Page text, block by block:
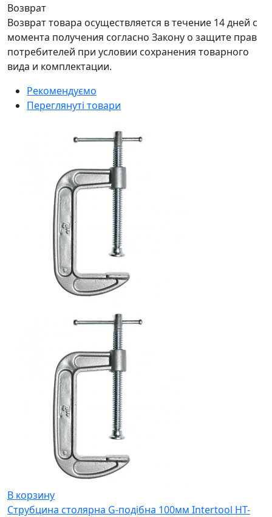
Возврат
Возврат товара осуществляется в течение 14 дней с
момента получения согласно Закону о защите прав
потребителей при условии сохранения товарного
вида и комплектации.
Рекомендуємо
Переглянуті товари
В корзину
Струбцина столярна G-подібна 100мм Intertool HT-